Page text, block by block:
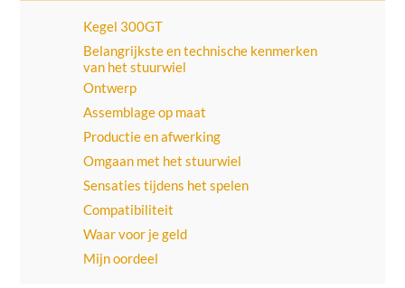
Kegel 300GT
Belangrijkste en technische kenmerken
van het stuurwiel
Ontwerp
Assemblage op maat
Productie en afwerking
Omgaan met het stuurwiel
Sensaties tijdens het spelen
Compatibiliteit
Waar voor je geld
Mijn oordeel